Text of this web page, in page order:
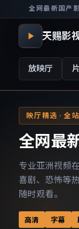
全网最新国产
天赐影
放映厅
映厅精选 · 全
全网最
专业亚洲视频
喜剧、恐怖等
随时观看。
高清 字幕